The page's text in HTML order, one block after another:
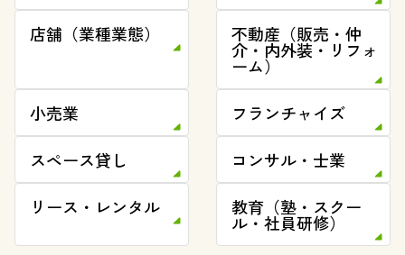
店舗（業種業態）
不動産（販売・仲
介・内外装・リフォ
ーム）
小売業
フランチャイズ
スペース貸し
コンサル・士業
リース・レンタル
教育（塾・スクー
ル・社員研修）